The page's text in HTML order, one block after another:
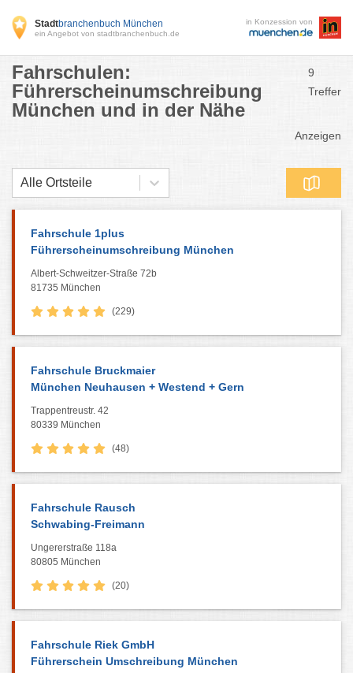
Stadtbranchenbuch München
ein Angebot von stadtbranchenbuch.de
in Konzession von
Fahrschulen:
Führerscheinumschreibung
München und in der Nähe
9
Treffer
Anzeigen
Alle Ortsteile
Fahrschule 1plus
Führerscheinumschreibung München
Albert-Schweitzer-Straße 72b
81735 München
(229)
Fahrschule Bruckmaier
München Neuhausen + Westend + Gern
Trappentreustr. 42
80339 München
(48)
Fahrschule Rausch
Schwabing-Freimann
Ungererstraße 118a
80805 München
(20)
Fahrschule Riek GmbH
Führerschein Umschreibung München